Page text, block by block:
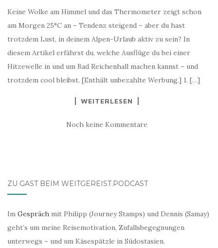
Keine Wolke am Himmel und das Thermometer zeigt schon
am Morgen 25°C an – Tendenz steigend – aber du hast
trotzdem Lust, in deinem Alpen-Urlaub aktiv zu sein? In
diesem Artikel erfährst du, welche Ausflüge du bei einer
Hitzewelle in und um Bad Reichenhall machen kannst – und
trotzdem cool bleibst. [Enthält unbezahlte Werbung.] 1. […]
WEITERLESEN
Noch keine Kommentare
ZU GAST BEIM WEITGEREIST.PODCAST
Im Gespräch mit Philipp (Journey Stamps) und Dennis (Samay)
geht’s um meine Reisemotivation, Zufallsbegegnungen
unterwegs – und um Käsespätzle in Südostasien.